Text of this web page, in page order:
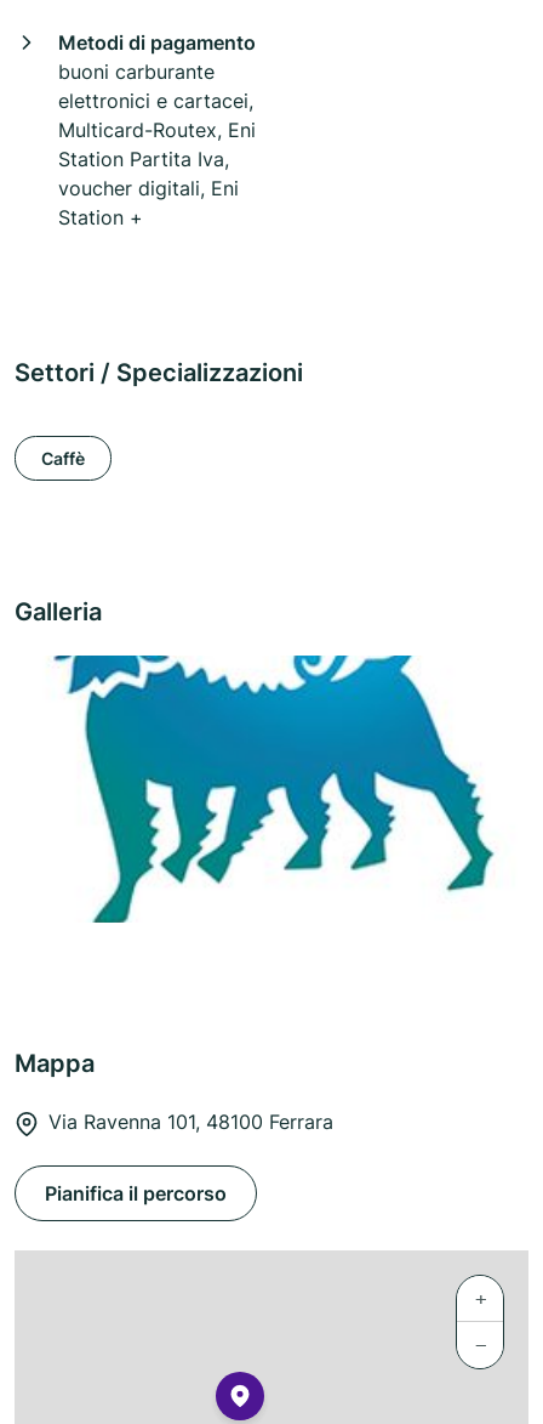
Metodi di pagamento
buoni carburante
elettronici e cartacei,
Multicard-Routex, Eni
Station Partita Iva,
voucher digitali, Eni
Station +
Settori / Specializzazioni
Caffè
Galleria
Mappa
Via Ravenna 101, 48100 Ferrara
Pianifica il percorso
+
−